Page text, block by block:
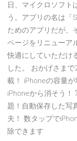
日、マイクロソフト
う。アプリの名は「
ためのアプリだが、
ページをリニューア
快適にしていただけ
した。 ‎おかげさま
載！ iPhoneの容量
iPhoneから消そう！
題！自動保存した写
夫！ 数タップで
除できます